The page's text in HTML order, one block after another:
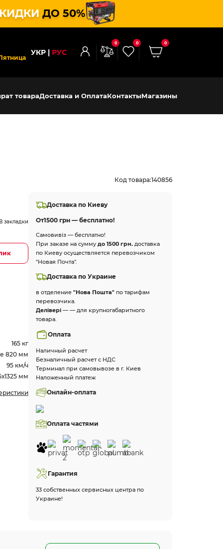
ДО 50%
УКР РУС
0 0 0
товараДоставка и ОплатаКонтактыМагазины
Код товара:140856
В закладки
165 кг
820 мм
95 км/ч
мм
Доставка по Киеву
От1500 грн — бесплатно!
Самовивіз — бесплатно!
При заказе на сумму до 1500 грн.доставка
по Киеву осуществляется перевозчиком
"Новая Почта".
Доставка по Украине
в отделение "Нова Пошта" по тарифам
перевозчика.
Делівері— — для крупногабаритного
товара.
Оплата
Наличный расчет
Безналичный расчет с НДС
Терминал при самовывозе в г. Киев
Наложенный платеж
Онлайн-оплата
Оплата частями
Гарантия
33 собственных сервисных центра по
Украине!